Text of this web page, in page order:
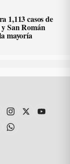
1,113 casos de
San Román
mayoría